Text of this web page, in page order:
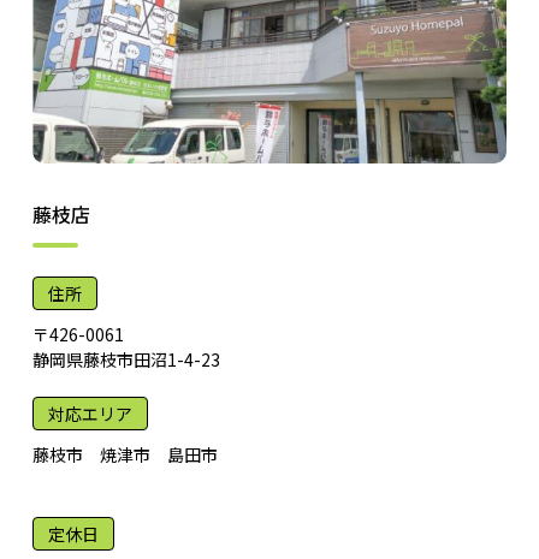
藤枝店
住所
〒426-0061
静岡県藤枝市田沼1-4-23
対応エリア
藤枝市 焼津市 島田市
定休日